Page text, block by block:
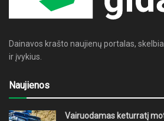
Dainavos krašto naujienų portalas,
ir įvykius.
Naujienos
Vairuodamas keturratį